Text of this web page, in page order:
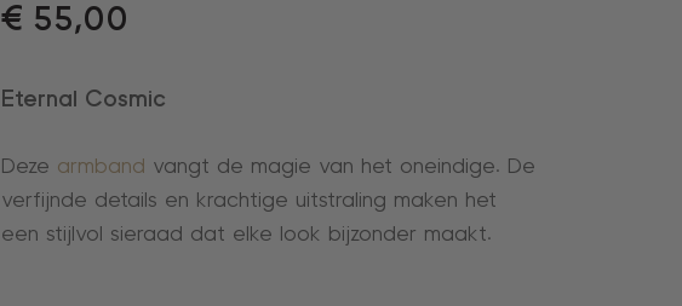
€ 55,00
Eternal Cosmic
Deze armband vangt de magie van het oneindige. De
verfijnde details en krachtige uitstraling maken het
een stijlvol sieraad dat elke look bijzonder maakt.